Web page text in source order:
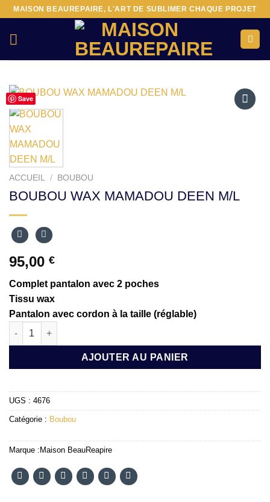
Passer
contenu
MAISON BEAUREPAIRE, L'ART DE SUBLIMER CHAQUE PROJET
Save
ACCUEIL / BOUBOU
BOUBOU WAX MAMADOU DEEN M/L
95,00 €
Complet pantalon avec 2 poches
Tissu wax
Pantalon avec cordon à la taille (réglable)
quantité de BOUBOU WAX MAMADOU DEEN M/L
AJOUTER AU PANIER
UGS : 4676
Catégorie : Boubou
Marque :Maison BeauReapire